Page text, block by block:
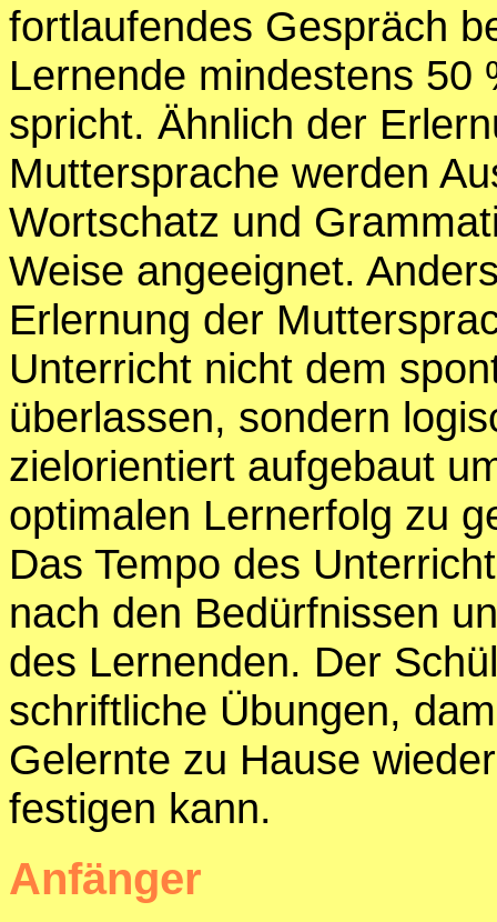
fortlaufendes Gespräch
Lernende mindestens 50
spricht. Ähnlich der
Muttersprache werden
Wortschatz und
Weise angeeignet.
Erlernung der
Unterricht nicht dem
überlassen, sondern
zielorientiert aufgebaut
optimalen Lernerfolg zu
Das Tempo des
nach den Bedürfnissen
des Lernenden. Der
schriftliche Übungen,
Gelernte zu Hause
festigen kann.
Anfänger